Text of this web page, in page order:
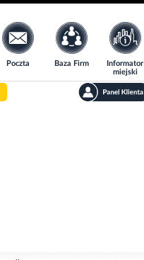
Poczta Baza Firm
Informator
miejski